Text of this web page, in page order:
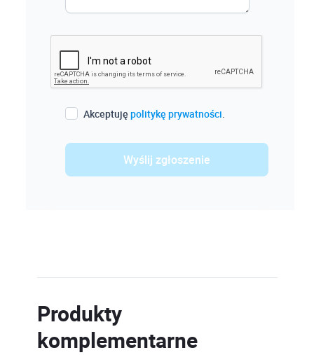
Akceptuję politykę prywatności
Wyślij zgłoszenie
Produkty
komplementarne